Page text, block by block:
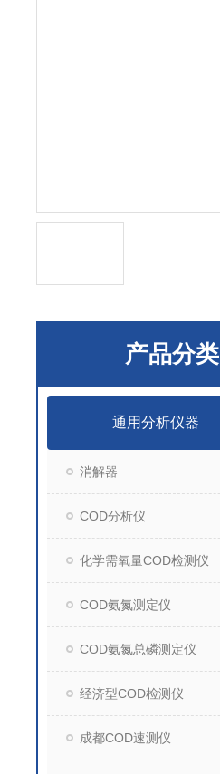
产品分类
通用分析仪器
消解器
COD分析仪
化学需氧量COD检测仪
COD氨氮测定仪
COD氨氮总磷测定仪
经济型COD检测仪
成都COD速测仪